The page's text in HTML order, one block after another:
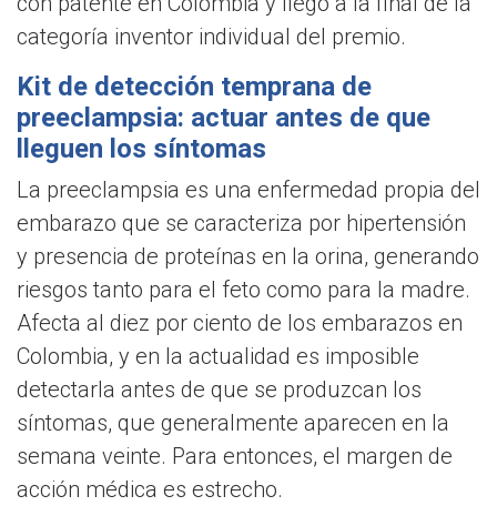
categoría inventor individual del premio.
Kit de detección temprana de
preeclampsia: actuar antes de que
lleguen los síntomas
La preeclampsia es una enfermedad propia del
embarazo que se caracteriza por hipertensión
y presencia de proteínas en la orina, generando
riesgos tanto para el feto como para la madre.
Afecta al diez por ciento de los embarazos en
Colombia, y en la actualidad es imposible
detectarla antes de que se produzcan los
síntomas, que generalmente aparecen en la
semana veinte. Para entonces, el margen de
acción médica es estrecho.